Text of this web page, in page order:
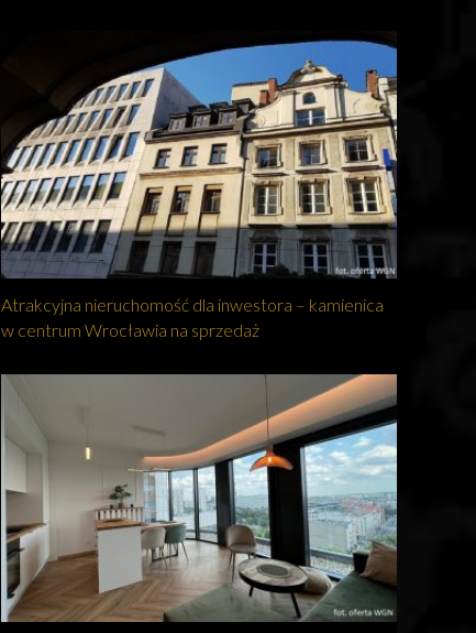
Atrakcyjna nieruchomość dla inwestora – kamienica
w centrum Wrocławia na sprzedaż